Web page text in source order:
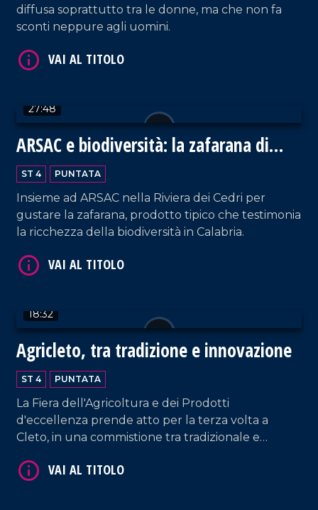
diffusa soprattutto tra le donne, ma che non fa
sconti neppure agli uomini.
27:48
ARSAC e biodiversità: la zafarana di
Tortora
ST 4 PUNTATA
Insieme ad ARSAC nella Riviera dei Cedri per
gustare la zafarana, prodotto tipico che testimonia
la ricchezza della biodiversità in Calabria.
18:32
Agricleto, tra tradizione e innovazione
ST 4 PUNTATA
La Fiera dell'Agricoltura e dei Prodotti
d'eccellenza prende atto per la terza volta a
Cleto, in una commistione tra tradizionale e
VAI AL TITOLO
VAI AL TITOLO
VAI AL TITOLO
VAI AL TITOLO